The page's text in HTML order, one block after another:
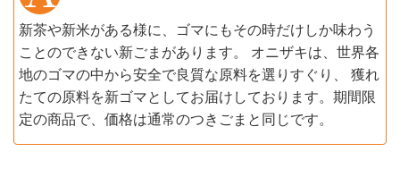
新茶や新米がある様に、ゴマにもその時だけしか味わう
ことのできない新ごまがあります。 オニザキは、世界各
地のゴマの中から安全で良質な原料を選りすぐり、 獲れ
たての原料を新ゴマとしてお届けしております。期間限
定の商品で、価格は通常のつきごまと同じです。